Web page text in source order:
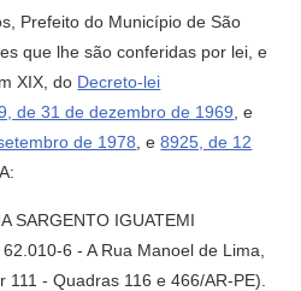
Prefeito do Município de São
que lhe são conferidas por lei, e
XIX, do Decreto-lei
de 31 de dezembro de 1969 , e
de 1978 , e8925, de 12
SARGENTO IGUATEMI
6 - A Rua Manoel de Lima,
- Quadras 116 e 466/AR-PE).